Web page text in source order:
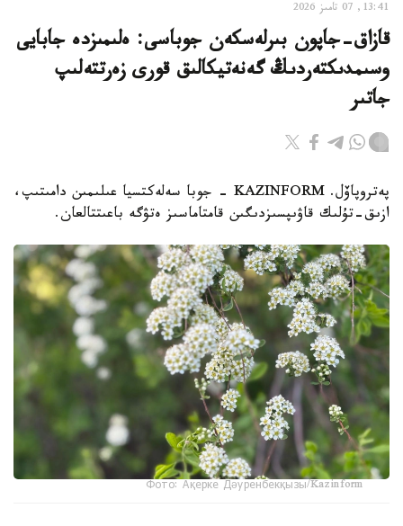
13:41, 07 تامىز 2026
قازاق-جاپون بىرلەسكەن جوباسى: ەلىمىزدە جابايى
وسىمدىكتەردىڭ گەنەتيكالىق قورى زەرتتەلىپ
جاتىر
پەتروپاۆل. KAZINFORM - جوبا سەلەكتسيا عىلىمىن دامىتىپ،
ازىق-تۇلىك قاۋىپسىزدىگىن قامتاماسىز ەتۋگە باعىتتالعان.
Фото: Ақерке Дәуренбекқызы/Kazinform